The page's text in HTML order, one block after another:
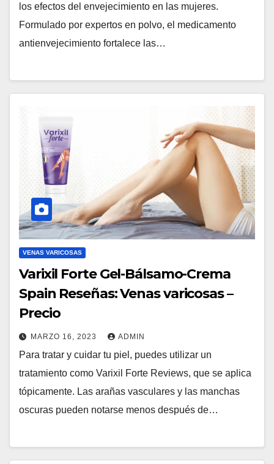
los efectos del envejecimiento en las mujeres.
Formulado por expertos en polvo, el medicamento
antienvejecimiento fortalece las…
VENAS VARICOSAS
Varixil Forte Gel-Bálsamo-Crema
Spain Reseñas: Venas varicosas –
Precio
MARZO 16, 2023 ADMIN
Para tratar y cuidar tu piel, puedes utilizar un
tratamiento como Varixil Forte Reviews, que se aplica
tópicamente. Las arañas vasculares y las manchas
oscuras pueden notarse menos después de…